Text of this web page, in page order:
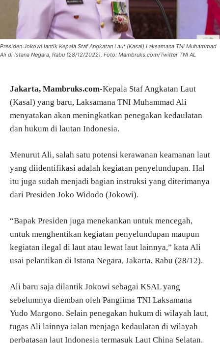
Presiden Jokowi lantik Kepala Staf Angkatan Laut (Kasal) Laksamana TNI Muhammad
Ali di Istana Negara, Rabu (28/12/2022). Foto: Mambruks.com/Twitter TNI AL
Jakarta, Mambruks.com-Kepala Staf Angkatan Laut
(Kasal) yang baru, Laksamana TNI Muhammad Ali
menyatakan akan meningkatkan penegakan kedaulatan
dan hukum di lautan Indonesia.
Menurut Ali, salah satu potensi kerawanan keamanan laut
yang diidentifikasi adalah kegiatan penyelundupan. Hal
itu juga sudah menjadi bagian instruksi yang diterimanya
dari Presiden Joko Widodo (Jokowi).
“Bapak Presiden juga menekankan untuk mencegah,
untuk menghentikan kegiatan penyelundupan maupun
kegiatan ilegal di laut atau lewat laut lainnya,” kata Ali
usai pelantikan di Istana Negara, Jakarta, Rabu (28/12).
Ali baru saja dilantik Jokowi sebagai KSAL yang
sebelumnya diemban oleh Panglima TNI Laksamana
Yudo Margono. Selain penegakan hukum di wilayah laut,
tugas Ali lainnya ialan menjaga kedaulatan di wilayah
perbatasan laut Indonesia termasuk Laut China Selatan.